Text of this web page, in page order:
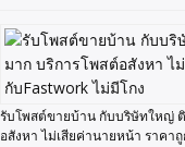
รับโพสต์ขายบ้าน กับบริษัทใหญ่
อสังหา ไม่เสียค่านายหน้า ราคา